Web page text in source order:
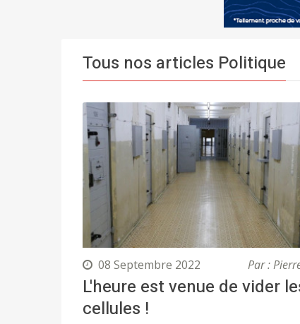
Tous nos articles Politique
08 Septembre 2022 Par :
L'heure est venue de vider
cellules !